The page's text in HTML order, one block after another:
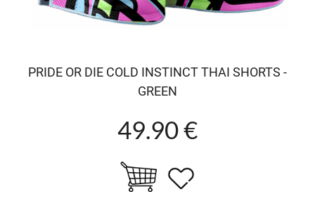
PRIDE OR DIE COLD INSTINCT THAI SHORTS -
GREEN
49.90 €